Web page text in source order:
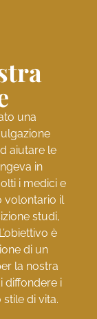
una
aiutare le
in
i medici e
volontario il
studi,
è
di un
la nostra
diffondere i
di vita.